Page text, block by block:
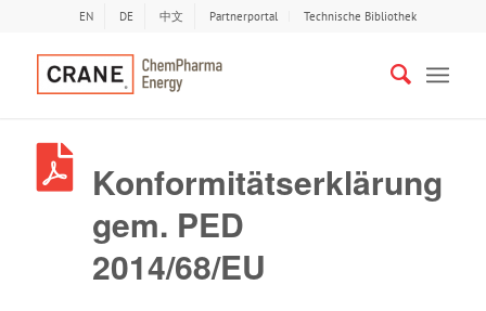
EN DE 中文 Partnerportal Technische Bibliothek
Konformitätserklärung
gem. PED
2014/68/EU